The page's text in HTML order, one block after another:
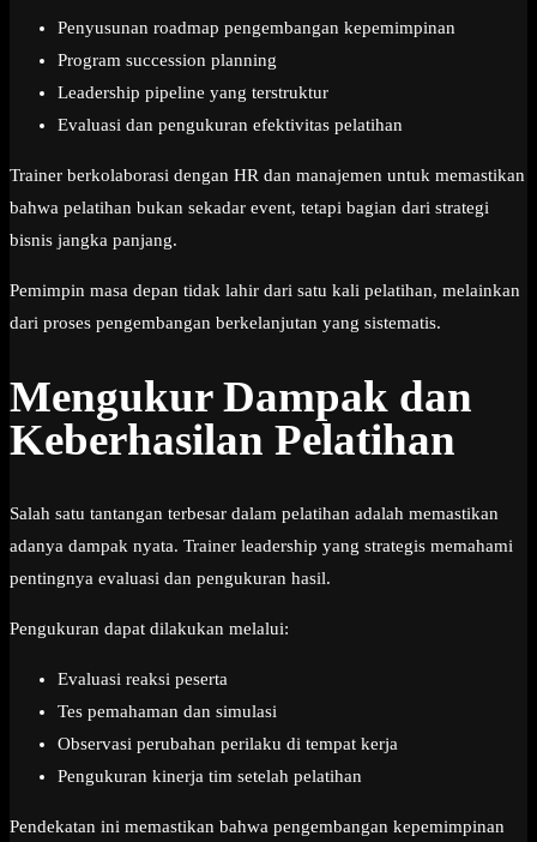
Penyusunan roadmap pengembangan kepemimpinan
Program succession planning
Leadership pipeline yang terstruktur
Evaluasi dan pengukuran efektivitas pelatihan
Trainer berkolaborasi dengan HR dan manajemen untuk memastikan
bahwa pelatihan bukan sekadar event, tetapi bagian dari strategi
bisnis jangka panjang.
Pemimpin masa depan tidak lahir dari satu kali pelatihan, melainkan
dari proses pengembangan berkelanjutan yang sistematis.
Mengukur Dampak dan
Keberhasilan Pelatihan
Salah satu tantangan terbesar dalam pelatihan adalah memastikan
adanya dampak nyata. Trainer leadership yang strategis memahami
pentingnya evaluasi dan pengukuran hasil.
Pengukuran dapat dilakukan melalui:
Evaluasi reaksi peserta
Tes pemahaman dan simulasi
Observasi perubahan perilaku di tempat kerja
Pengukuran kinerja tim setelah pelatihan
Pendekatan ini memastikan bahwa pengembangan kepemimpinan